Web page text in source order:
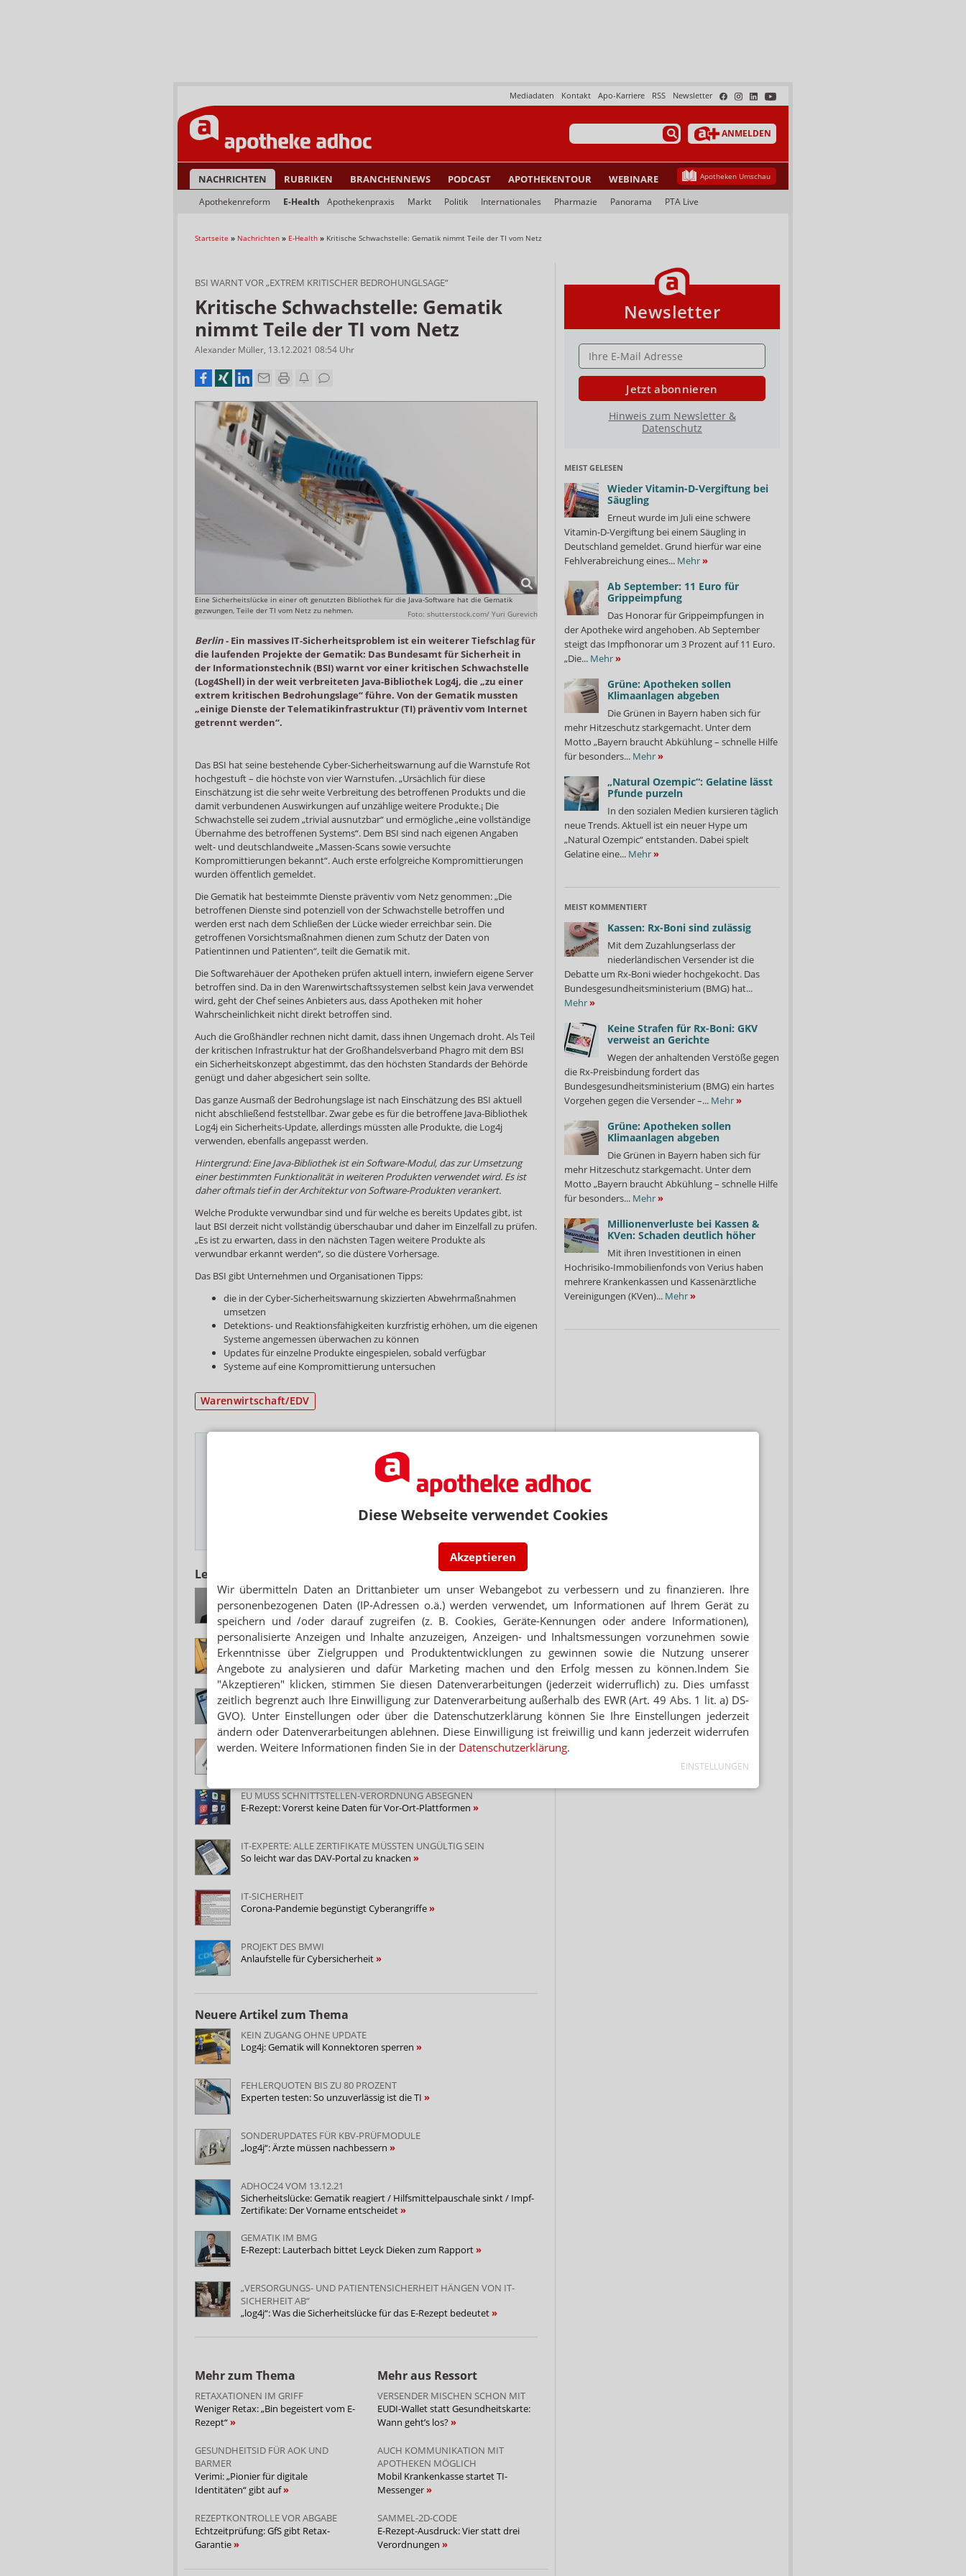
Diese Webseite verwendet Cookies
Akzeptieren
Wir übermitteln Daten an Drittanbieter um unser Webangebot zu verbessern und zu finanzieren. Ihre
personenbezogenen Daten (IP-Adressen o.ä.) werden verwendet, um Informationen auf Ihrem Gerät zu
speichern und /oder darauf zugreifen (z. B. Cookies, Geräte-Kennungen oder andere Informationen),
personalisierte Anzeigen und Inhalte anzuzeigen, Anzeigen- und Inhaltsmessungen vorzunehmen sowie
Erkenntnisse über Zielgruppen und Produktentwicklungen zu gewinnen sowie die Nutzung unserer
Angebote zu analysieren und dafür Marketing machen und den Erfolg messen zu können.Indem Sie
"Akzeptieren" klicken, stimmen Sie diesen Datenverarbeitungen (jederzeit widerruflich) zu. Dies umfasst
zeitlich begrenzt auch Ihre Einwilligung zur Datenverarbeitung außerhalb des EWR (Art. 49 Abs. 1 lit. a) DS-
GVO). Unter Einstellungen oder über die Datenschutzerklärung können Sie Ihre Einstellungen jederzeit
ändern oder Datenverarbeitungen ablehnen. Diese Einwilligung ist freiwillig und kann jederzeit widerrufen
werden. Weitere Informationen finden Sie in der Datenschutzerklärung.
EINSTELLUNGEN
Newsletter
RSS
Apo-Karriere
Kontakt
Mediadaten
ANMELDEN
NACHRICHTEN RUBRIKEN BRANCHENNEWS PODCAST APOTHEKENTOUR WEBINARE Apotheken Umschau
Apothekenreform E-Health Apothekenpraxis Markt Politik Internationales Pharmazie Panorama PTA Live
Startseite » Nachrichten » E-Health » Kritische Schwachstelle: Gematik nimmt Teile der TI vom Netz
BSI WARNT VOR „EXTREM KRITISCHER BEDROHUNGLSAGE“
Kritische Schwachstelle: Gematik
nimmt Teile der TI vom Netz
Alexander Müller, 13.12.2021 08:54 Uhr
Eine Sicherheitslücke in einer oft genutzten Bibliothek für die Java-Software hat die Gematik
gezwungen, Teile der TI vom Netz zu nehmen.
Foto: shutterstock.com/ Yuri Gurevich
Berlin- Ein massives IT-Sicherheitsproblem ist ein weiterer Tiefschlag für
die laufenden Projekte der Gematik: Das Bundesamt für Sicherheit in
der Informationstechnik (BSI) warnt vor einer kritischen Schwachstelle
(Log4Shell) in der weit verbreiteten Java-Bibliothek Log4j, die „zu einer
extrem kritischen Bedrohungslage“ führe. Von der Gematik mussten
„einige Dienste der Telematikinfrastruktur (TI) präventiv vom Internet
getrennt werden“.
Das BSI hat seine bestehende Cyber-Sicherheitswarnung auf die Warnstufe Rot
hochgestuft – die höchste von vier Warnstufen. „Ursächlich für diese
Einschätzung ist die sehr weite Verbreitung des betroffenen Produkts und die
damit verbundenen Auswirkungen auf unzählige weitere Produkte.¡ Die
Schwachstelle sei zudem „trivial ausnutzbar“ und ermögliche „eine vollständige
Übernahme des betroffenen Systems“. Dem BSI sind nach eigenen Angaben
welt- und deutschlandweite „Massen-Scans sowie versuchte
Kompromittierungen bekannt“. Auch erste erfolgreiche Kompromittierungen
wurden öffentlich gemeldet.
Die Gematik hat besteimmte Dienste präventiv vom Netz genommen: „Die
betroffenen Dienste sind potenziell von der Schwachstelle betroffen und
werden erst nach dem Schließen der Lücke wieder erreichbar sein. Die
getroffenen Vorsichtsmaßnahmen dienen zum Schutz der Daten von
Patientinnen und Patienten“, teilt die Gematik mit.
Die Softwarehäuer der Apotheken prüfen aktuell intern, inwiefern eigene Server
betroffen sind. Da in den Warenwirtschaftssystemen selbst kein Java verwendet
wird, geht der Chef seines Anbieters aus, dass Apotheken mit hoher
Wahrscheinlichkeit nicht direkt betroffen sind.
Auch die Großhändler rechnen nicht damit, dass ihnen Ungemach droht. Als Teil
der kritischen Infrastruktur hat der Großhandelsverband Phagro mit dem BSI
ein Sicherheitskonzept abgestimmt, das den höchsten Standards der Behörde
genügt und daher abgesichert sein sollte.
Das ganze Ausmaß der Bedrohungslage ist nach Einschätzung des BSI aktuell
nicht abschließend feststellbar. Zwar gebe es für die betroffene Java-Bibliothek
Log4j ein Sicherheits-Update, allerdings müssten alle Produkte, die Log4j
verwenden, ebenfalls angepasst werden.
Hintergrund: Eine Java-Bibliothek ist ein Software-Modul, das zur Umsetzung
einer bestimmten Funktionalität in weiteren Produkten verwendet wird. Es ist
daher oftmals tief in der Architektur von Software-Produkten verankert.
Welche Produkte verwundbar sind und für welche es bereits Updates gibt, ist
laut BSI derzeit nicht vollständig überschaubar und daher im Einzelfall zu prüfen.
„Es ist zu erwarten, dass in den nächsten Tagen weitere Produkte als
verwundbar erkannt werden“, so die düstere Vorhersage.
Das BSI gibt Unternehmen und Organisationen Tipps:
die in der Cyber-Sicherheitswarnung skizzierten Abwehrmaßnahmen
umsetzen
Detektions- und Reaktionsfähigkeiten kurzfristig erhöhen, um die eigenen
Systeme angemessen überwachen zu können
Updates für einzelne Produkte eingespielen, sobald verfügbar
Systeme auf eine Kompromittierung untersuchen
Warenwirtschaft/EDV
NEWSLETTER
Das Wichtigste des Tages direkt in Ihr Postfach. Kostenlos!
Jetzt
abonnieren
Lesen Sie auch
ZAHLEN AUS DER PILOTREGION BERLIN/ BRANDENBURG
Gematik: „Das E-Rezept ist beherrschbar“
EINFÜHRUNG TROTZ WINZIGER TESTZAHLEN
E-Rezept: BMG hält am 1. Januar fest
ZU WENIG SOFTWAREANBIETER UND KASSEN
E-Rezept: Gematik klagt über geringe Beteiligung
AUFSTAND GEGEN SPAHN UND GEMATIK
EU MUSS SCHNITTSTELLEN-VERORDNUNG ABSEGNEN
E-Rezept: Vorerst keine Daten für Vor-Ort-Plattformen
IT-EXPERTE: ALLE ZERTIFIKATE MÜSSTEN UNGÜLTIG SEIN
So leicht war das DAV-Portal zu knacken
IT-SICHERHEIT
Corona-Pandemie begünstigt Cyberangriffe
PROJEKT DES BMWI
Anlaufstelle für Cybersicherheit
Neuere Artikel zum Thema
KEIN ZUGANG OHNE UPDATE
Log4j: Gematik will Konnektoren sperren
FEHLERQUOTEN BIS ZU 80 PROZENT
Experten testen: So unzuverlässig ist die TI
SONDERUPDATES FÜR KBV-PRÜFMODULE
„log4j“: Ärzte müssen nachbessern
ADHOC24 VOM 13.12.21
Sicherheitslücke: Gematik reagiert / Hilfsmittelpauschale sinkt / Impf-
Zertifikate: Der Vorname entscheidet
GEMATIK IM BMG
E-Rezept: Lauterbach bittet Leyck Dieken zum Rapport
„VERSORGUNGS- UND PATIENTENSICHERHEIT HÄNGEN VON IT-
SICHERHEIT AB“
„log4j“: Was die Sicherheitslücke für das E-Rezept bedeutet
Mehr zum Thema
RETAXATIONEN IM GRIFF
Weniger Retax: „Bin begeistert vom E-
Rezept“
GESUNDHEITSID FÜR AOK UND
BARMER
Verimi: „Pionier für digitale
Identitäten“ gibt auf
REZEPTKONTROLLE VOR ABGABE
Echtzeitprüfung: GfS gibt Retax-
Garantie
Mehr aus Ressort
VERSENDER MISCHEN SCHON MIT
EUDI-Wallet statt Gesundheitskarte:
Wann geht’s los?
AUCH KOMMUNIKATION MIT
APOTHEKEN MÖGLICH
Mobil Krankenkasse startet TI-
Messenger
SAMMEL-2D-CODE
E-Rezept-Ausdruck: Vier statt drei
Verordnungen
Newsletter
E-MAIL ADRESSE
Jetzt abonnieren
Hinweis zum Newsletter &
Datenschutz
MEIST GELESEN
Wieder Vitamin-D-Vergiftung bei
Säugling
Erneut wurde im Juli eine schwere
Vitamin-D-Vergiftung bei einem Säugling in
Deutschland gemeldet. Grund hierfür war eine
Fehlverabreichung eines... Mehr»
Ab September: 11 Euro für
Grippeimpfung
Das Honorar für Grippeimpfungen in
der Apotheke wird angehoben. Ab September
steigt das Impfhonorar um 3 Prozent auf 11 Euro.
„Die... Mehr»
Grüne: Apotheken sollen
Klimaanlagen abgeben
Die Grünen in Bayern haben sich für
mehr Hitzeschutz starkgemacht. Unter dem
Motto „Bayern braucht Abkühlung – schnelle Hilfe
für besonders... Mehr»
„Natural Ozempic“: Gelatine lässt
Pfunde purzeln
In den sozialen Medien kursieren täglich
neue Trends. Aktuell ist ein neuer Hype um
„Natural Ozempic“ entstanden. Dabei spielt
Gelatine eine... Mehr»
MEIST KOMMENTIERT
Kassen: Rx-Boni sind zulässig
Mit dem Zuzahlungserlass der
niederländischen Versender ist die
Debatte um Rx-Boni wieder hochgekocht. Das
Bundesgesundheitsministerium (BMG) hat...
Mehr»
Keine Strafen für Rx-Boni: GKV
verweist an Gerichte
Wegen der anhaltenden Verstöße gegen
die Rx-Preisbindung fordert das
Bundesgesundheitsministerium (BMG) ein hartes
Vorgehen gegen die Versender –... Mehr»
Grüne: Apotheken sollen
Klimaanlagen abgeben
Die Grünen in Bayern haben sich für
mehr Hitzeschutz starkgemacht. Unter dem
Motto „Bayern braucht Abkühlung – schnelle Hilfe
für besonders... Mehr»
Millionenverluste bei Kassen &
KVen: Schaden deutlich höher
Mit ihren Investitionen in einen
Hochrisiko-Immobilienfonds von Verius haben
mehrere Krankenkassen und Kassenärztliche
Vereinigungen (KVen)... Mehr»